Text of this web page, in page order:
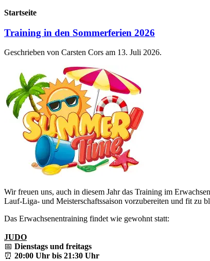
Startseite
Training in den Sommerferien 2026
Geschrieben von Carsten Cors am 13. Juli 2026.
Wir freuen uns, auch in diesem Jahr das Training im
Lauf-Liga- und Meisterschaftssaison vorzubereiten und fit zu
Das Erwachsenentraining findet wie gewohnt statt:
JUDO
📅 Dienstags und freitags
⏰ 20:00 Uhr bis 21:30 Uhr